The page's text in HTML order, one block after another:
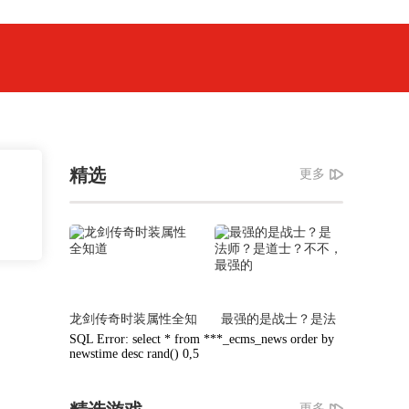
精选 更多
龙剑传奇时装属性全知
道
最强的是战士？是法
师？是道士？不不，最
SQL Error: select * from ***_ecms_news order by
newstime desc rand() 0,5